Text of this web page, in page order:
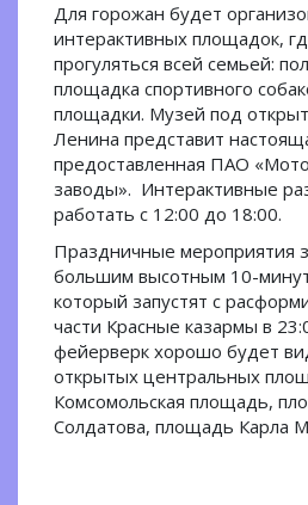
Для горожан будет
интерактивных площадок,
прогуляться всей семьей:
площадка спортивного
площадки. Музей под
Ленина представит
предоставленная ПАО
заводы». Интерактивные
работать с 12:00 до 18:00.
Праздничные мероприятия
большим высотным 10-
который запустят с
части Красные казармы в
фейерверк хорошо будет
открытых центральных
Комсомольская площадь,
Солдатова, площадь Карла